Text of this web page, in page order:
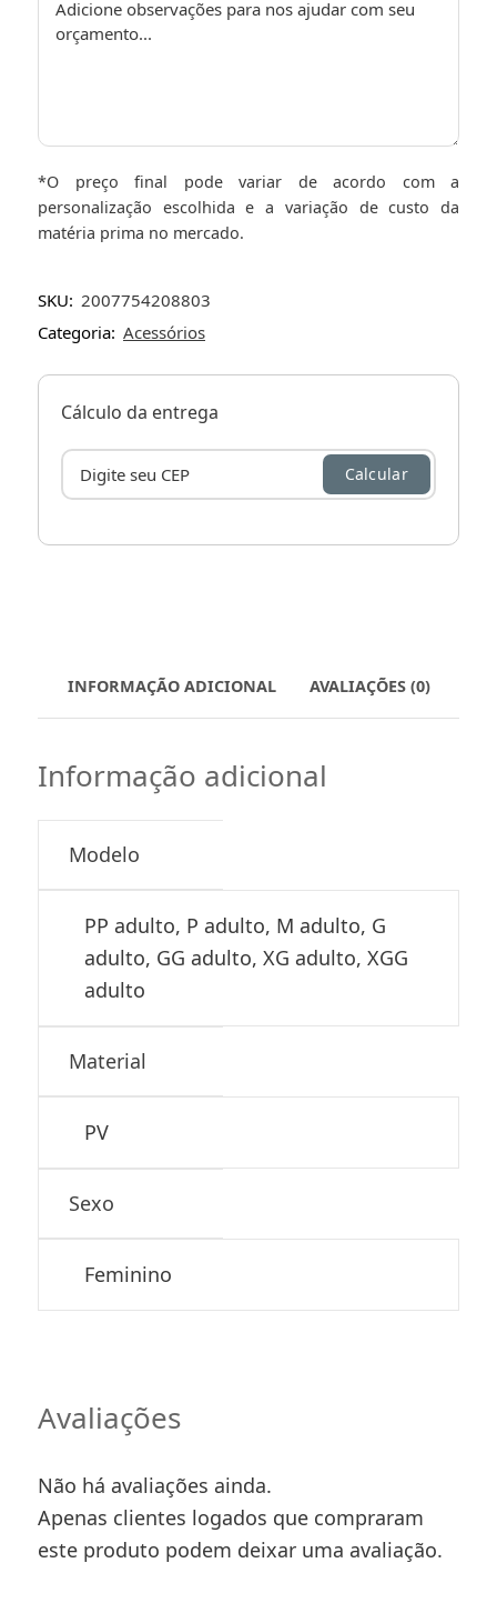
*O preço final pode variar de acordo com a
personalização escolhida e a variação de custo da
matéria prima no mercado.
SKU: 2007754208803
Categoria: Acessórios
Cálculo da entrega
Calcular
INFORMAÇÃO ADICIONAL AVALIAÇÕES (0)
Informação adicional
Modelo
PP adulto, P adulto, M adulto, G
adulto, GG adulto, XG adulto, XGG
adulto
Material
PV
Sexo
Feminino
Avaliações
Não há avaliações ainda.
Apenas clientes logados que compraram
este produto podem deixar uma avaliação.